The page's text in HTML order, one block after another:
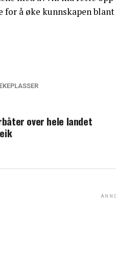
å øke kunnskapen
over hele landet